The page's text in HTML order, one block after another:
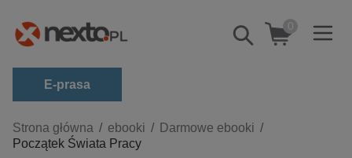
Pokaż/schowaj
wyszukiwarkę
0
E-prasa
Kategorie
Zobacz wszystkie E-prasa
Strona główna ebooki
Darmowe ebooki
Początek Świata Pracy